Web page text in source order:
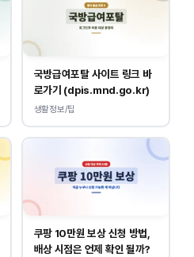
국방급여포탈 사이트 링크 바
로가기 (dpis.mnd.go.kr)
생활정보/팁
쿠팡 10만원 보상 신청 방법,
배상 시점은 언제 확인 될까?